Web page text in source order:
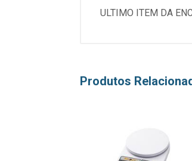
ULTIMO ITEM DA
Produtos